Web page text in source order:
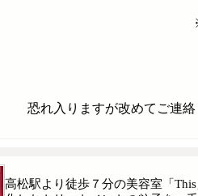
恐れ入りますが改めてご連
高松駅より徒歩７分の美容室「